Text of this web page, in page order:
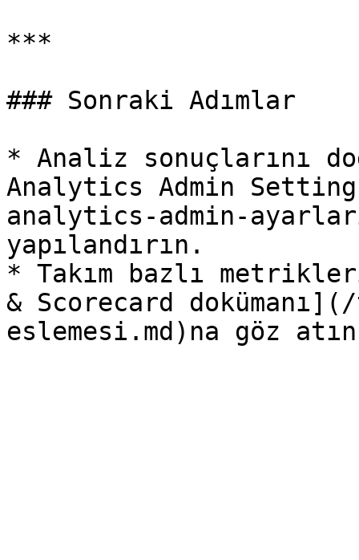
***
### Sonraki Adımlar
* Analiz sonuçlarını
Analytics Admin
analytics-admin-
yapılandırın.
* Takım bazlı
& Scorecard